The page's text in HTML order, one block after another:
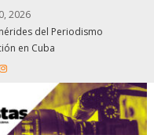
2026
del Periodismo
en Cuba